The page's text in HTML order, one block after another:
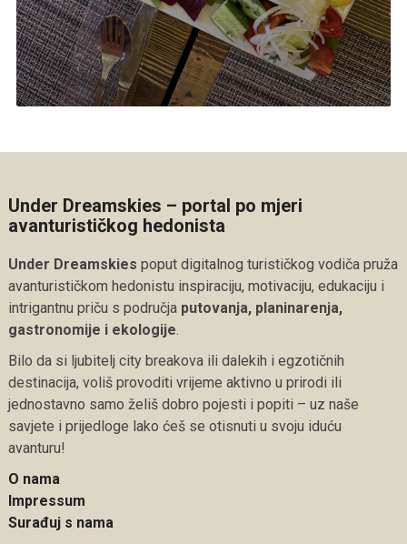
Under Dreamskies – portal po mjeri
avanturističkog hedonista
Under Dreamskies poput digitalnog turističkog vodiča pruža
avanturističkom hedonistu inspiraciju, motivaciju, edukaciju i
intrigantnu priču s područja putovanja, planinarenja,
gastronomije i ekologije.
Bilo da si ljubitelj city breakova ili dalekih i egzotičnih
destinacija, voliš provoditi vrijeme aktivno u prirodi ili
jednostavno samo želiš dobro pojesti i popiti – uz naše
savjete i prijedloge lako ćeš se otisnuti u svoju iduću
avanturu!
O nama
Impressum
Surađuj s nama